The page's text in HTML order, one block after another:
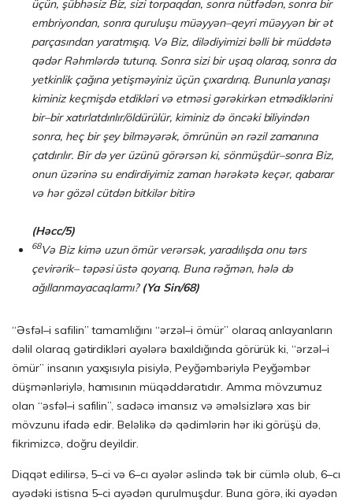
üçün, şübhəsiz Biz, sizi torpaqdan, sonra nütfədən, sonra bir
embriyondan, sonra quruluşu müəyyən–qeyri müəyyənbirət
parçasından yaratmışıq. Və Biz, dilədiyimizi bəlli bir müddətə
qədər Rəhmlərdə tuturıq. Sonra sizi bir uşaq olaraq, sonra da
yetkinlik çağına yetişməyiniz üçün çıxardırıq. Bununla ya­naşı
kiminiz keçmişdə etdikləri və etməsi gərəkirkən etmədiklərini
bir–bir xatırlat­dırılır/öldürülür, kiminiz də öncəki biliyindən
sonra, heç bir şey bilməyərək, ömrünün ən rəzil zamanına
çatdırılır. Bir də yer üzünü görərsən ki, sönmüşdür–sonra Biz,
onun üzərinə su endirdiyimiz zaman hərəkətə keçər, qabarar
və hər gözəlcüt­dən bitkilər bitirə
(Həcc/5)
68Və Biz kimə uzun ömür verərsək, yaradılışda onu tərs
çevirərik– təpəsi üstə qoyarıq. Buna rəğmən, hələ də
ağıllanmayacaqlarmı? (Ya Sin/68)
“Əsfəl–i safilin” tamamlığını “ərzəl–i ömür” olaraq anlayanların
dəlil olaraq gətirdikləri ayələrə baxıldığında görürük ki, “ərzəl–i
ömür” insanın yaxşısıyla pisiylə, Peyğəmbəriylə Peyğəmbər
düşmənləriylə, hamısının müqəddəratıdır. Amma mövzumuz
olan “əsfəl–i safilin”, sadəcə imansız və əməlsizlərə xas bir
mövzunu ifadə edir. Beləlikə də qədimlərin hər iki görüşü də,
fikrimizcə, doğru deyildir.
Diqqət edilirsə, 5–ci və 6–cı ayələr əslində tək bir cümlə olub, 6–cı
ayədəki istisna 5–ci ayədən qurulmuşdur. Buna görə, iki ayədən